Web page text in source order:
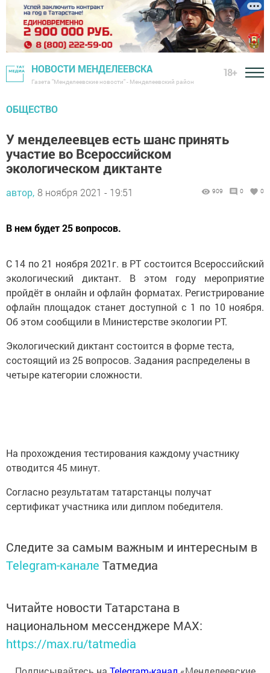
НОВОСТИ МЕНДЕЛЕЕВСКА
Газета "Менделеевские новости" - Менделеевский район
18+
ОБЩЕСТВО
У менделеевцев есть шанс принять
участие во Всероссийском
экологическом диктанте
автор, 8 ноября 2021 - 19:51 909 0 0
В нем будет 25 вопросов.
С 14 по 21 ноября 2021г. в РТ состоится Всероссийский
экологический диктант. В этом году мероприятие
пройдёт в онлайн и офлайн форматах. Регистрирование
офлайн площадок станет доступной с 1 по 10 ноября.
Об этом сообщили в Министерстве экологии РТ.
Экологический диктант состоится в форме теста,
состоящий из 25 вопросов. Задания распределены в
четыре категории сложности.
На прохождения тестирования каждому участнику
отводится 45 минут.
Согласно результатам татарстанцы получат
сертификат участника или диплом победителя.
Следите за самым важным и интересным в
Telegram-канале Татмедиа
Читайте новости Татарстана в
национальном мессенджере MАХ:
https://max.ru/tatmedia